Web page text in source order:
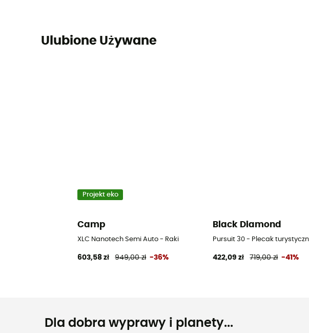
Ulubione Używane
Projekt eko
Camp
XLC Nanotech Semi Auto - Raki
603,58 zł 949,00 zł -36%
Black Diamond
Pursuit 30 - Plecak
422,09 zł 719,00 zł -41%
Dla dobra wyprawy i planety...